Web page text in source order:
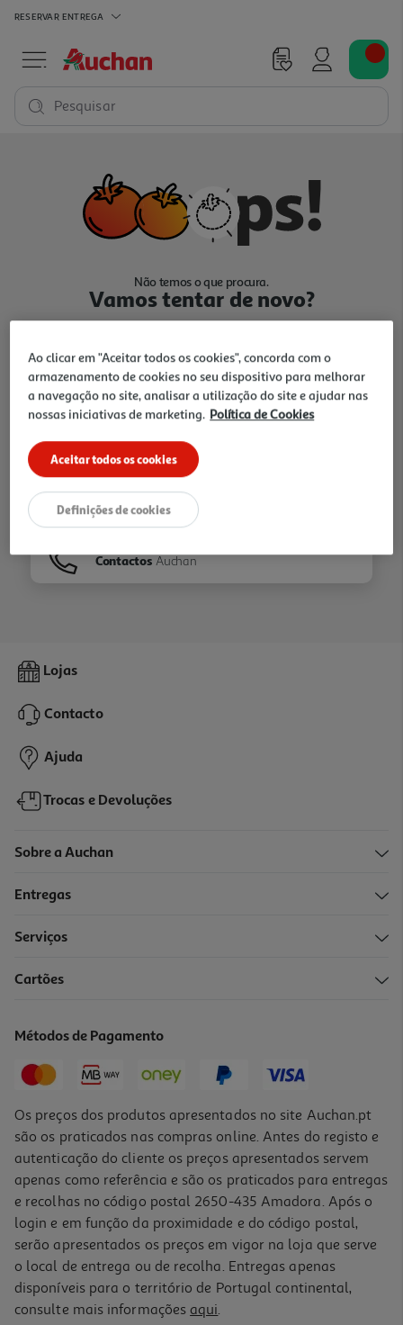
RESERVAR ENTREGA
Pesquisar
Não temos o que procura.
Vamos tentar de novo?
Ir para Homepage
Folhetos
Contactos Auchan
Lojas
Contacto
Ajuda
Trocas e Devoluções
Sobre a Auchan
Entregas
Serviços
Cartões
Métodos de Pagamento
Os preços dos produtos apresentados no site Auchan.pt
são os praticados nas compras online. Antes do registo e
autenticação do cliente os preços apresentados servem
apenas como referência e são os praticados para entregas
e recolhas no código postal 2650-435 Amadora. Após o
login e em função da proximidade e do código postal,
serão apresentados os preços em vigor na loja que serve
o local de entrega ou de recolha. Entregas apenas
disponíveis para o território de Portugal continental,
consulte mais informações aqui.
Ao clicar em "Aceitar todos os cookies", concorda com o
armazenamento de cookies no seu dispositivo para melhorar
a navegação no site, analisar a utilização do site e ajudar nas
nossas iniciativas de marketing. Política de Cookies
Aceitar todos os cookies
Definições de cookies